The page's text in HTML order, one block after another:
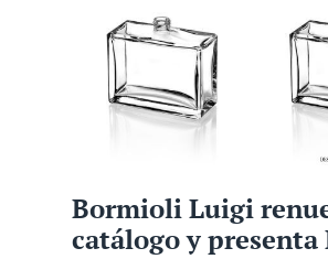
Bormioli Luigi
catálogo y presenta